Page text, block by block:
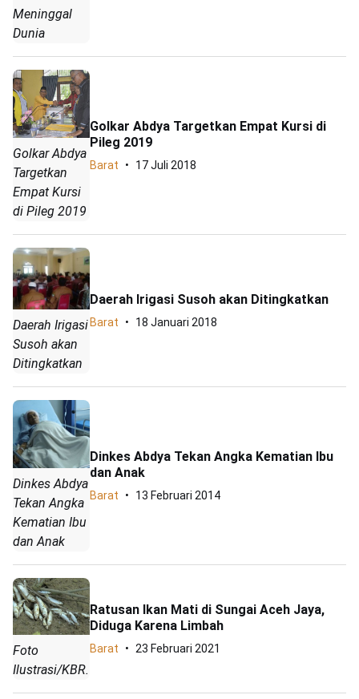
Meninggal
Dunia
Golkar Abdya
Targetkan
Empat Kursi
di Pileg 2019
Golkar Abdya Targetkan Empat Kursi di
Pileg 2019
Barat 17 Juli 2018
Daerah Irigasi
Susoh akan
Ditingkatkan
Daerah Irigasi Susoh akan Ditingkatkan
Barat 18 Januari 2018
Dinkes Abdya
Tekan Angka
Kematian Ibu
dan Anak
Dinkes Abdya Tekan Angka Kematian Ibu
dan Anak
Barat 13 Februari 2014
Foto
Ilustrasi/KBR.
Ratusan Ikan Mati di Sungai Aceh Jaya,
Diduga Karena Limbah
Barat 23 Februari 2021